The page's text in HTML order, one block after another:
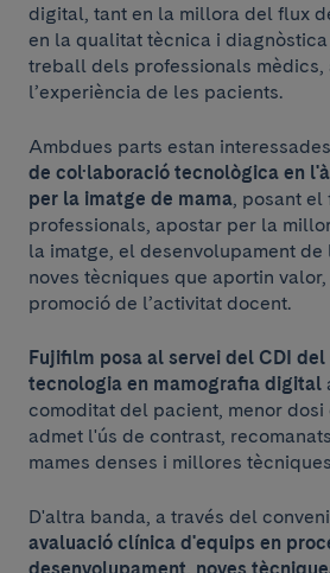
digital, tant en la millora del flux
en la qualitat tècnica i
treball dels professionals mèdics,
l’experiència de les pacients.
Ambdues parts estan
de col·laboració tecnològica en
per la imatge de mama, posant el
professionals, apostar per la
la imatge, el desenvolupament
noves tècniques que aportin
promoció de l’activitat docent.
Fujifilm posa al servei del CDI
tecnologia en mamografia digital
comoditat del pacient, menor
admet l'ús de contrast,
mames denses i millores
D'altra banda, a través del
avaluació clínica d'equips en